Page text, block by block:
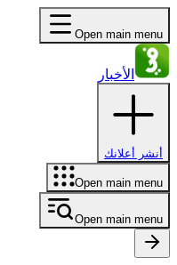
Open main menu
الأخبار
أنشر أعلانك
Open main menu
Open main menu